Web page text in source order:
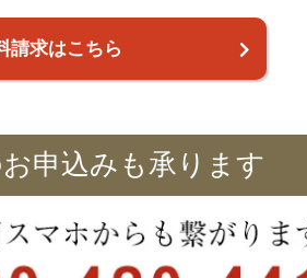
請求はこちら
申込みも承ります